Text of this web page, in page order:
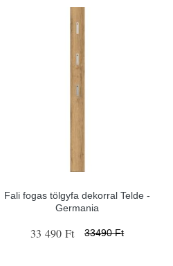
Fali fogas tölgyfa dekorral Telde -
Germania
33 490 Ft 33490 Ft